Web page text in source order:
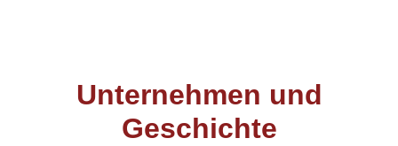
Unternehmen und
Geschichte
Markenwelt